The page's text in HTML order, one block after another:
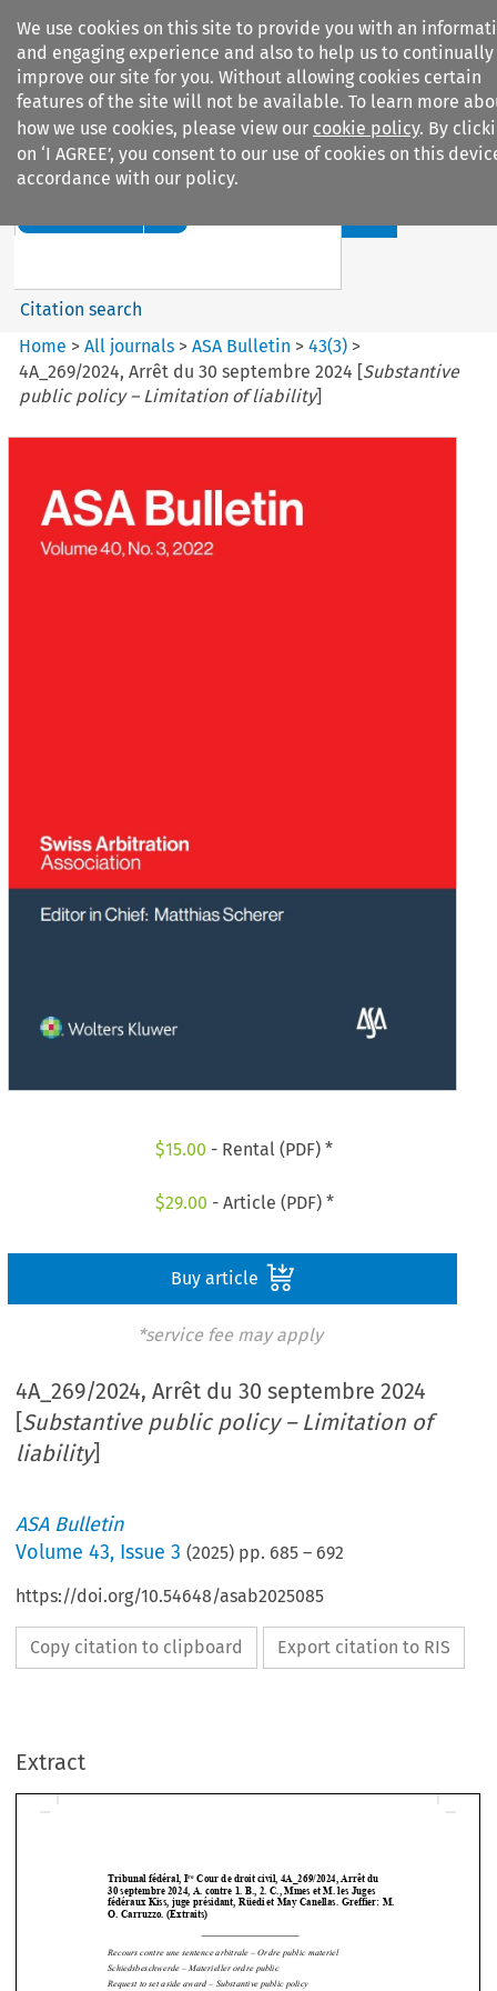
We use cookies on this site to provide you with an
and engaging experience and also to help us to continually
improve our site for you. Without allowing cookies certain
features of the site will not be available. To learn more
how we use cookies, please view our cookie policy. By
on ‘I AGREE’, you consent to our use of cookies on this
accordance with our policy.
Search filters
Citation search
Home >All journals >ASA Bulletin >43(3) >
4A_269/2024, Arrêt du 30 septembre 2024 [Substantive
public policy – Limitation of liability]
$15.00 - Rental (PDF) *
$29.00 - Article (PDF) *
Buy article
*service fee may apply
4A_269/2024, Arrêt du 30 septembre 2024
[Substantive public policy – Limitation of
liability]
ASA Bulletin
Volume43, Issue 3 (2025) pp. 685 – 692
https://doi.org/10.54648/asab2025085
Copy citation to clipboard Export citation to RIS
Extract
  




 

Recours contre une sentence arbitrale – Ordre public materiel
Request to set aside award – Substantive public policy